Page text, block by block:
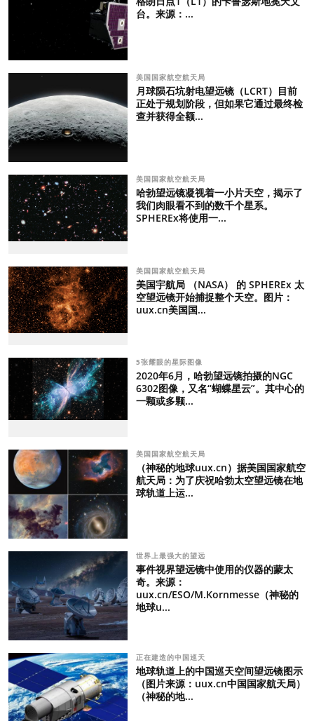
台。来源：...
美国国家航空航天局
月球陨石坑射电望远镜（LCRT）目前
正处于规划阶段，但如果它通过最终检
查并获得全额...
美国国家航空航天局
哈勃望远镜凝视着一小片天空，揭示了
我们肉眼看不到的数千个星系。
SPHEREx将使用一...
美国国家航空航天局
美国宇航局 （NASA） 的 SPHEREx 太
空望远镜开始捕捉整个天空。图片：
uux.cn美国国...
5张耀眼的星际图像
2020年6月，哈勃望远镜拍摄的NGC
6302图像，又名“蝴蝶星云”。其中心的
一颗或多颗...
美国国家航空航天局
（神秘的地球uux.cn）据美国国家航空
航天局：为了庆祝哈勃太空望远镜在地
球轨道上运...
世界上最强大的望远
事件视界望远镜中使用的仪器的蒙太
奇。来源：
uux.cn/ESO/M.Kornmesse（神秘的
地球u...
正在建造的中国巡天
地球轨道上的中国巡天空间望远镜图示
（图片来源：uux.cn中国国家航天局）
（神秘的地...